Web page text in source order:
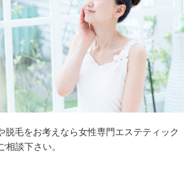
脱毛をお考えなら女性専門エステティック
相談下さい。